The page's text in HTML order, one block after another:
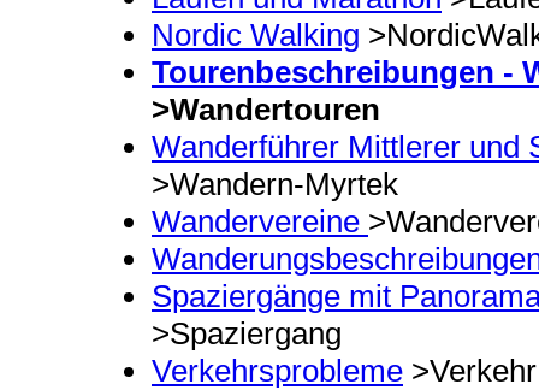
Nordic Walking
Tourenbeschreibungen -
>Wandertouren
Wanderführer Mittlerer und
>Wandern-Myrtek
Wandervereine
Spaziergänge mit
>Spaziergang
Verkehrsprobleme >Verkehr